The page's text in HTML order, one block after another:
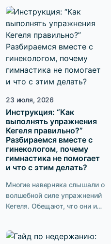
том, что кто-то «плох», а кто-
то «хорош» в сексе, дело в
несовпадении
темпераментов, сексуальных
привычек, даже размеров.
Есть ли что-то общее, что
может действительно
удивить мужчину в спальне,
23 июля, 2026
Инструкция: “Как
выполнять упражнения
Кегеля правильно?”
Разбираемся вместе с
гинекологом, почему
гимнастика не помогает
и что с этим делать?
Многие наверняка слышали о
волшебной силе упражнений
Кегеля. Обещают, что они и
от недержания избавят.